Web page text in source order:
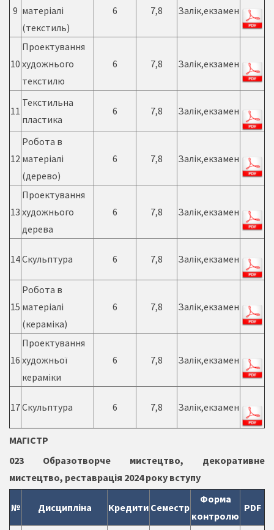
9 матеріалі
(текстиль)
6 7,8 Залік,екзамен
10
Проектування
художнього
текстилю
6 7,8 Залік,екзамен
11
Текстильна
пластика
6 7,8 Залік,екзамен
12
Робота в
матеріалі
(дерево)
6 7,8 Залік,екзамен
13
Проектування
художнього
дерева
6 7,8 Залік,екзамен
14Скульптура 6 7,8 Залік,екзамен
15
Робота в
матеріалі
(кераміка)
6 7,8 Залік,екзамен
16
Проектування
художньої
кераміки
6 7,8 Залік,екзамен
17Скульптура 6 7,8 Залік,екзамен
МАГІСТР
023 Образотворче мистецтво, декоративне
мистецтво, реставрація 2024 року вступу
№ Дисципліна Кредити Семестр
Форма
контролю
PDF